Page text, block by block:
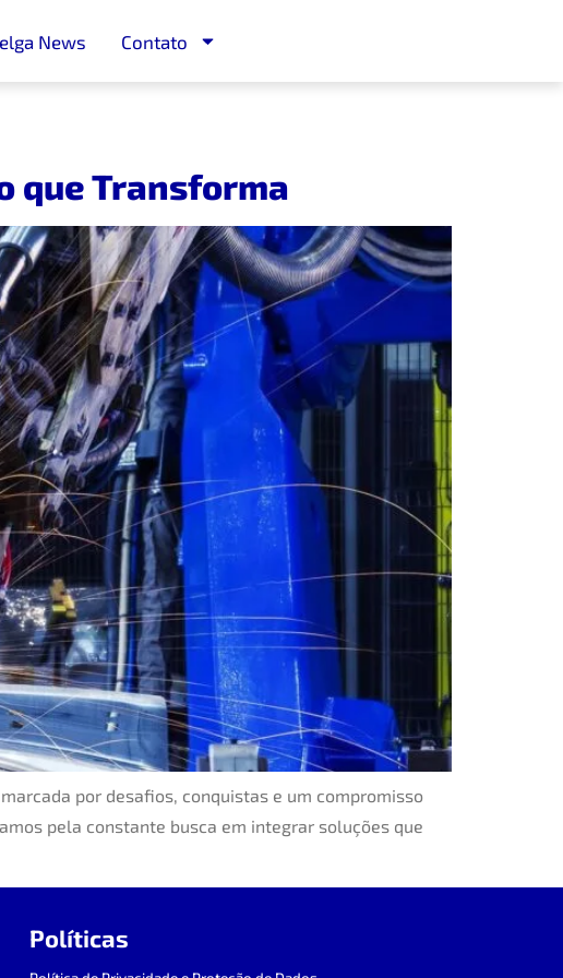
News Contato
que Transforma
por desafios, conquistas e um compromisso
pela constante busca em integrar soluções que
Políticas